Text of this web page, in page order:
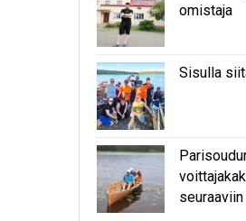
omistaja
Sisulla